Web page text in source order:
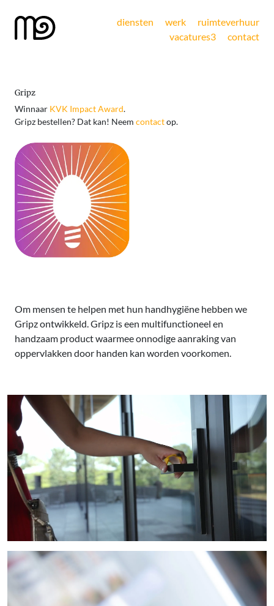
diensten werk
ruimteverhuur
vacatures3 contact
Gripz
Winnaar KVK Impact Award.
Gripz bestellen? Dat kan! Neem contactop.
Om mensen te helpen met hun handhygiëne hebben we
Gripz ontwikkeld. Gripz is een multifunctioneel en
handzaam product waarmee onnodige aanraking van
oppervlakken door handen kan worden voorkomen.